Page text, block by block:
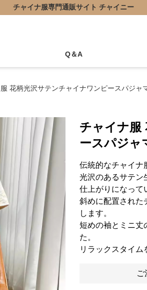
チャイナ服専門通販サイト チャイニー
Q＆A
花柄光沢サテンチャイナワンピースパジャ
チャイナ服
ースパジャ
伝統的なチャイナ
光沢のあるサテン
仕上がりになって
斜めに配置された
します。
短めの袖とミニ丈
た。
リラックスタイム
ご